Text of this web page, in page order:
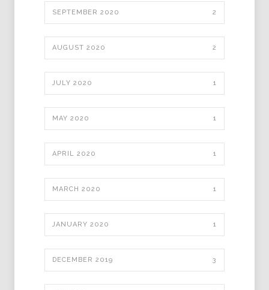
SEPTEMBER 2020 2
AUGUST 2020 2
JULY 2020 1
MAY 2020 1
APRIL 2020 1
MARCH 2020 1
JANUARY 2020 1
DECEMBER 2019 3